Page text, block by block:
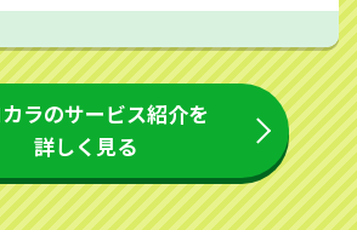
ラのサービス紹介を
詳しく見る